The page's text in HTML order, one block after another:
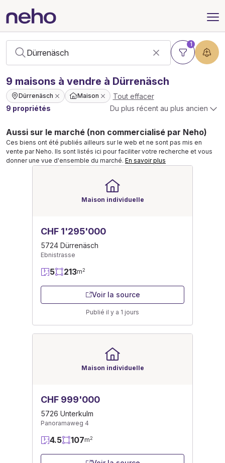
1
9 maisons à vendre à Dürrenäsch
Dürrenäsch Maison
Tout effacer
9 propriétés
Du plus récent au plus ancien
Aussi sur le marché (non commercialisé par Neho)
Ces biens ont été publiés ailleurs sur le web et ne sont pas mis en
vente par Neho. Ils sont listés ici pour faciliter votre recherche et vous
donner une vue d'ensemble du marché. En savoir plus
Maison individuelle
CHF 1'295'000
5724 Dürrenäsch
Ebnistrasse
5 213m2
Voir la source
Publié il y a 1 jours
Maison individuelle
CHF 999'000
5726 Unterkulm
Panoramaweg 4
4.5 107m2